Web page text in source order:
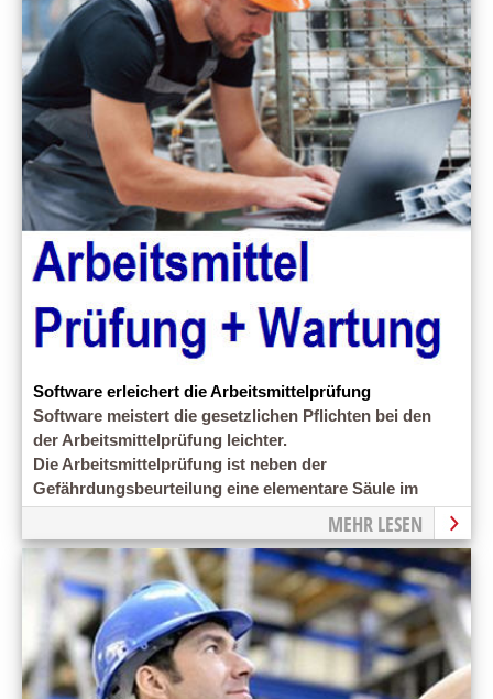
Software erleichert die Arbeitsmittelprüfung
Software meistert die gesetzlichen Pflichten bei den
der Arbeitsmittelprüfung leichter.
Die Arbeitsmittelprüfung ist neben der
Gefährdungsbeurteilung eine elementare Säule im
Arbeitsschutz.
MEHR LESEN